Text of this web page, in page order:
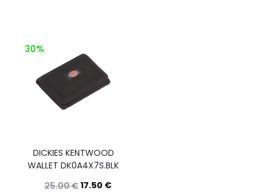
30%
DICKIES KENTWOOD
WALLET DK0A4X7S.BLK
25.00€17.50 €